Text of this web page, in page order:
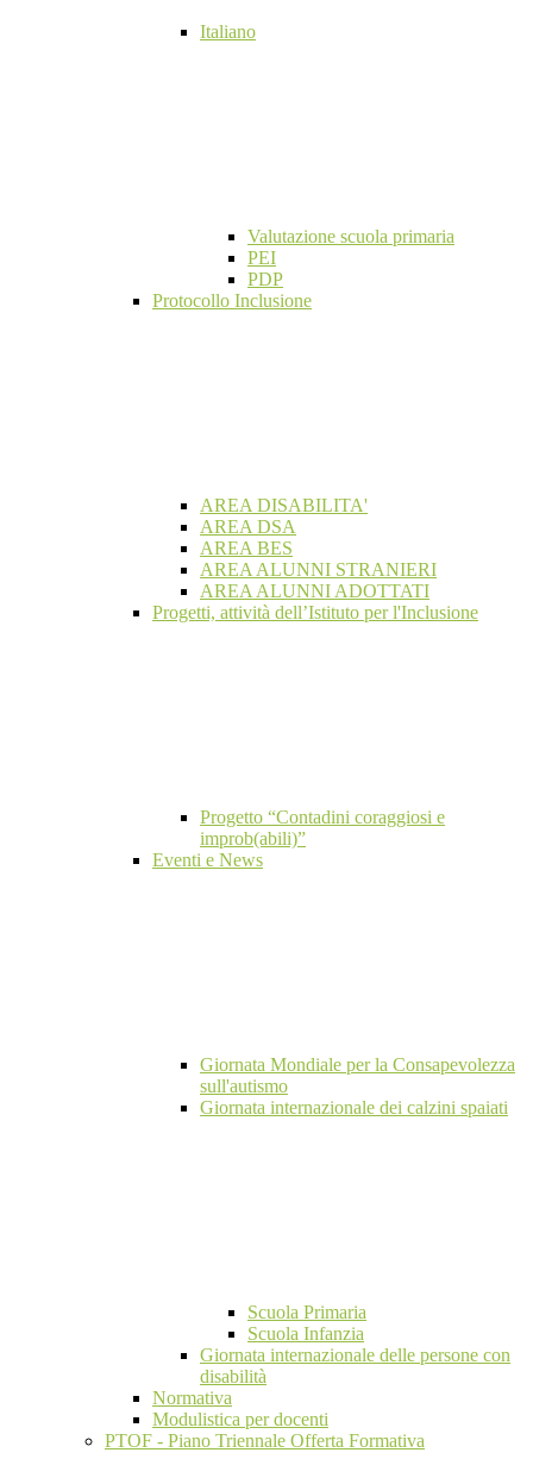
Italiano
Valutazione scuola primaria
PEI
PDP
Protocollo Inclusione
AREA DISABILITA'
AREA DSA
AREA BES
AREA ALUNNI STRANIERI
AREA ALUNNI ADOTTATI
Progetti, attività dell’Istituto per l'Inclusione
Progetto “Contadini coraggiosi e
improb(abili)”
Eventi e News
Giornata Mondiale per la Consapevolezza
sull'autismo
Giornata internazionale dei calzini spaiati
Scuola Primaria
Scuola Infanzia
Giornata internazionale delle persone con
disabilità
Normativa
Modulistica per docenti
PTOF - Piano Triennale Offerta Formativa